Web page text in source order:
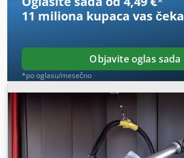
11 miliona kupaca vas čeka
Objavite oglas sada
*po oglasu/mesečno